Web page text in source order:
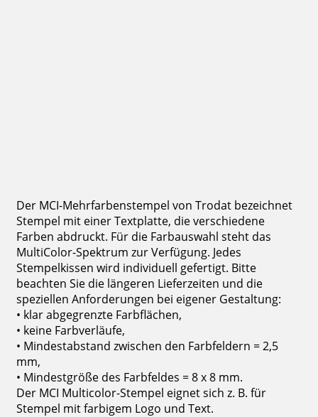
Der MCI-Mehrfarbenstempel von Trodat bezeichnet
Stempel mit einer Textplatte, die verschiedene
Farben abdruckt. Für die Farbauswahl steht das
MultiColor-Spektrum zur Verfügung. Jedes
Stempelkissen wird individuell gefertigt. Bitte
beachten Sie die längeren Lieferzeiten und die
speziellen Anforderungen bei eigener Gestaltung:
• klar abgegrenzte Farbflächen,
• keine Farbverläufe,
• Mindestabstand zwischen den Farbfeldern = 2,5
mm,
• Mindestgröße des Farbfeldes = 8 x 8 mm.
Der MCI Multicolor-Stempel eignet sich z. B. für
Stempel mit farbigem Logo und Text.